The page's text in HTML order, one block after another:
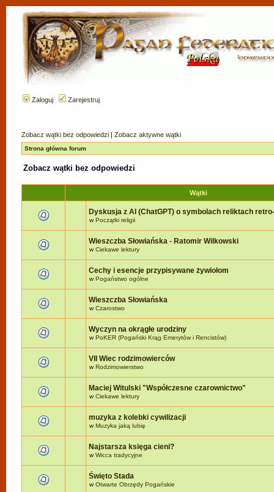
Zaloguj Zarejestruj
Zobacz wątki bez odpowiedzi | Zobacz aktywne wątki
Strona główna forum
Zobacz wątki bez odpowiedzi
Wątki
Dyskusja z AI (ChatGPT) o symbolach reliktach
wPoczątki religii
Wieszczba Słowiańska - Ratomir Wilkowski
wCiekawe lektury
Cechy i esencje przypisywane żywiołom
wPogaństwo ogólne
Wieszczba Słowiańska
wCzarostwo
Wyczyn na okrągłe urodziny
wPoKER (Pogański Krąg Emerytów i Rencistów)
VII Wiec rodzimowierców
wRodzimowierstwo
Maciej Witulski "Współczesne czarownictwo"
wCiekawe lektury
muzyka z kolebki cywilizacji
wMuzyka jaką lubię
Najstarsza księga cieni?
wWicca tradycyjne
Święto Stada
wOtwarte Obrzędy Pogańskie